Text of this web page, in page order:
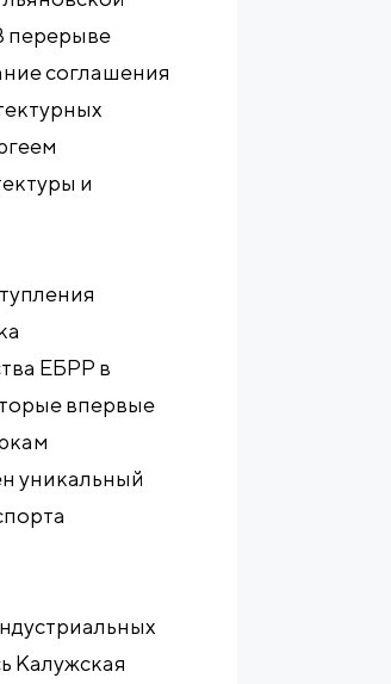
перерыве
соглашения
и
ЕБРР в
впервые
уникальный
Калужская